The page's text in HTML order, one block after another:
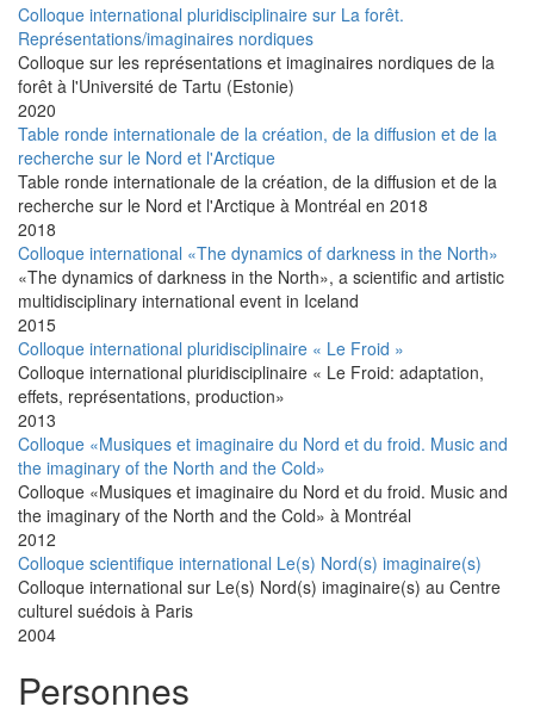
Colloque international pluridisciplinaire sur La forêt.
Représentations/imaginaires nordiques
Colloque sur les représentations et imaginaires nordiques de la
forêt à l'Université de Tartu (Estonie)
2020
Table ronde internationale de la création, de la diffusion et de la
recherche sur le Nord et l'Arctique
Table ronde internationale de la création, de la diffusion et de la
recherche sur le Nord et l'Arctique à Montréal en 2018
2018
Colloque international «The dynamics of darkness in the North»
«The dynamics of darkness in the North», a scientific and artistic
multidisciplinary international event in Iceland
2015
Colloque international pluridisciplinaire « Le Froid »
Colloque international pluridisciplinaire « Le Froid: adaptation,
effets, représentations, production»
2013
Colloque «Musiques et imaginaire du Nord et du froid. Music and
the imaginary of the North and the Cold»
Colloque «Musiques et imaginaire du Nord et du froid. Music and
the imaginary of the North and the Cold» à Montréal
2012
Colloque scientifique international Le(s) Nord(s) imaginaire(s)
Colloque international sur Le(s) Nord(s) imaginaire(s) au Centre
culturel suédois à Paris
2004
Personnes